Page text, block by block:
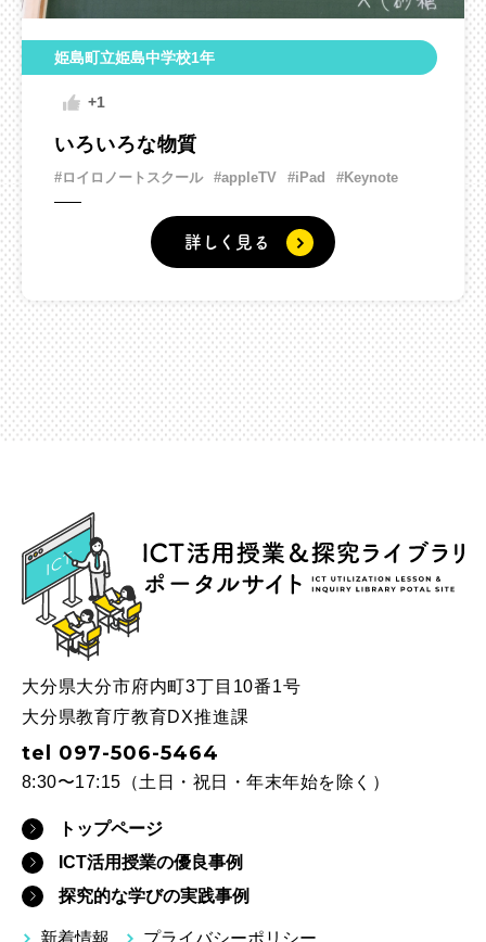
姫島町立姫島中学校1年
+1
いろいろな物質
#ロイロノートスクール #appleTV #iPad #Keynote
詳しく見る
ICT
大分県大分市府内町3丁目10番1号
大分県教育庁教育DX推進課
tel 097-506-5464
8:30〜17:15（土日・祝日・年末年始を除く）
トップページ
ICT活用授業の優良事例
探究的な学びの実践事例